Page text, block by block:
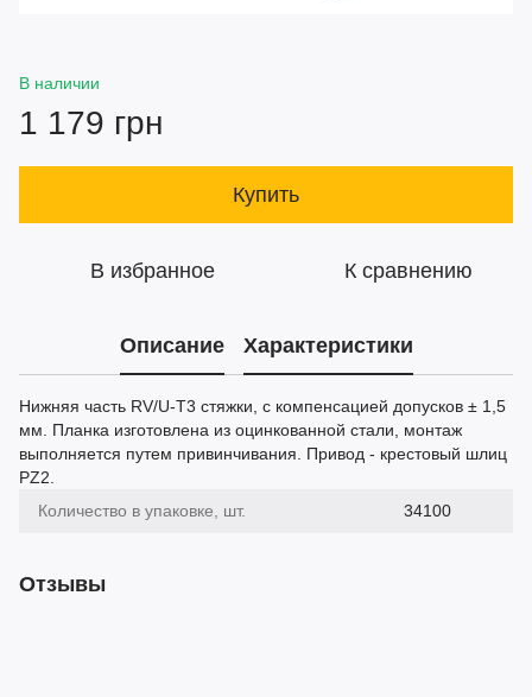
В наличии
1 179 грн
Купить
В избранное К сравнению
Описание Характеристики
Нижняя часть RV/U-T3 стяжки, с компенсацией допусков ± 1,5
мм. Планка изготовлена из оцинкованной стали, монтаж
выполняется путем привинчивания. Привод - крестовый шлиц
PZ2.
Количество в упаковке, шт.
34100
Отзывы